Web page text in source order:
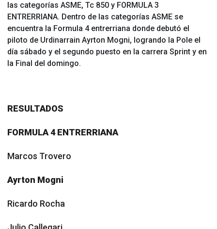
las categorías ASME, Tc 850 y FORMULA 3
ENTRERRIANA. Dentro de las categorías ASME se
encuentra la Formula 4 entrerriana donde debutó el
piloto de Urdinarrain Ayrton Mogni, logrando la Pole el
día sábado y el segundo puesto en la carrera Sprint y en
la Final del domingo.
RESULTADOS
FORMULA 4 ENTRERRIANA
Marcos Trovero
Ayrton Mogni
Ricardo Rocha